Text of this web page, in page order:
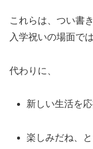
これらは、つい書
入学祝いの場面で
代わりに、
新しい生活を
楽しみだね、